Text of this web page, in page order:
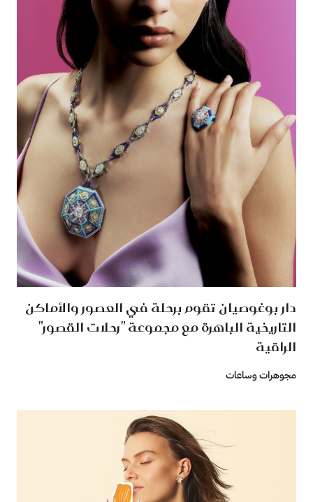
دار بوغوصيان تقوم برحلة في العصور والأماكن
التاريخية الباهرة مع مجموعة "رحلات القصور"
الراقية
مجوهرات وساعات